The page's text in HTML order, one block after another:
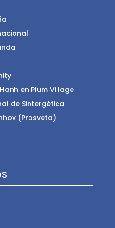
en Plum Village
de Sintergética
(Prosveta)